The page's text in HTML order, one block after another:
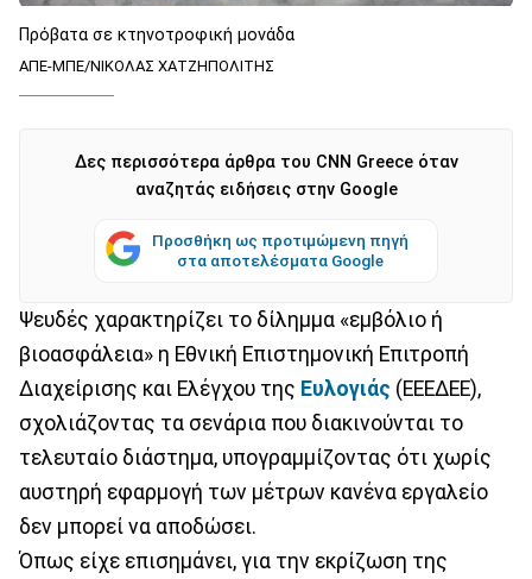
Πρόβατα σε κτηνοτροφική μονάδα
ΑΠΕ-ΜΠΕ/ΝΙΚΟΛΑΣ ΧΑΤΖΗΠΟΛΙΤΗΣ
Δες περισσότερα άρθρα του CNN Greece όταν
αναζητάς ειδήσεις στην Google
Προσθήκη ως προτιμώμενη πηγή
στα αποτελέσματα Google
Ψευδές χαρακτηρίζει το δίλημμα «εμβόλιο ή
βιοασφάλεια» η Εθνική Επιστημονική Επιτροπή
Διαχείρισης και Ελέγχου της Ευλογιάς (ΕΕΕΔΕΕ),
σχολιάζοντας τα σενάρια που διακινούνται το
τελευταίο διάστημα, υπογραμμίζοντας ότι χωρίς
αυστηρή εφαρμογή των μέτρων κανένα εργαλείο
δεν μπορεί να αποδώσει.
Όπως είχε επισημάνει, για την εκρίζωση της